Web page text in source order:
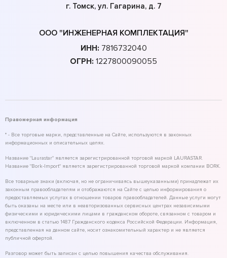
г. Томск, ул. Гагарина, д. 7
ООО "ИНЖЕНЕРНАЯ КОМПЛЕКТАЦИЯ"
ИНН: 7816732040
ОГРН: 1227800090055
Правомерная информация
* - Все торговые марки, представленные на Сайте, используются в законных
информационных и описательных целях.
Название "Laurastar" является зарегистрированной торговой маркой LAURASTAR.
Название "Bork-Import" является зарегистрированной торговой маркой компании BORK.
Все товарные знаки (включая, но не ограничиваясь вышеуказанными) принадлежат их
законным правообладателям и отображаются на Сайте с целью информирования о
предоставляемых услугах в отношении товаров правообладателей. Данные услуги могут
быть оказаны на месте или в неавторизованных сервисных центрах независимыми
физическими и юридическими лицами в гражданском обороте, связанном с товаром и
включенном в статью 1487 Гражданского кодекса Российской Федерации. Информация,
представленная на данном сайте, носит ознакомительный характер и не является
публичной офертой.
Разговор может быть записан с целью повышения качества обслуживания.